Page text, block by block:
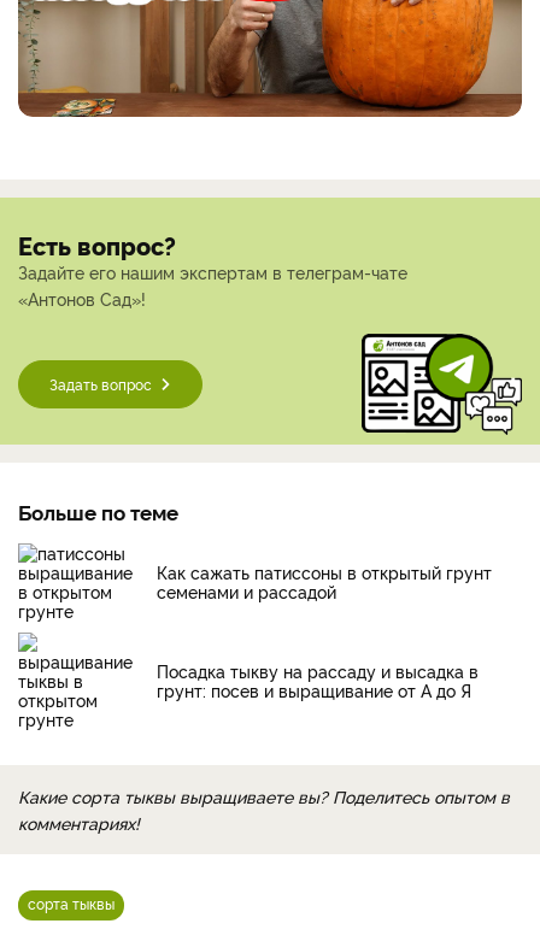
Есть вопрос?
Задайте его нашим экспертам в телеграм-чате
«Антонов Сад»!
Задать вопрос
Больше по теме
Как сажать патиссоны в открытый грунт
семенами и рассадой
Посадка тыкву на рассаду и высадка в
грунт: посев и выращивание от А до Я
Какие сорта тыквы выращиваете вы? Поделитесь опытом в
комментариях!
сорта тыквы